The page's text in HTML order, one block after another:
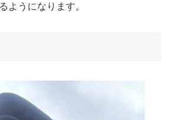
ようになります。